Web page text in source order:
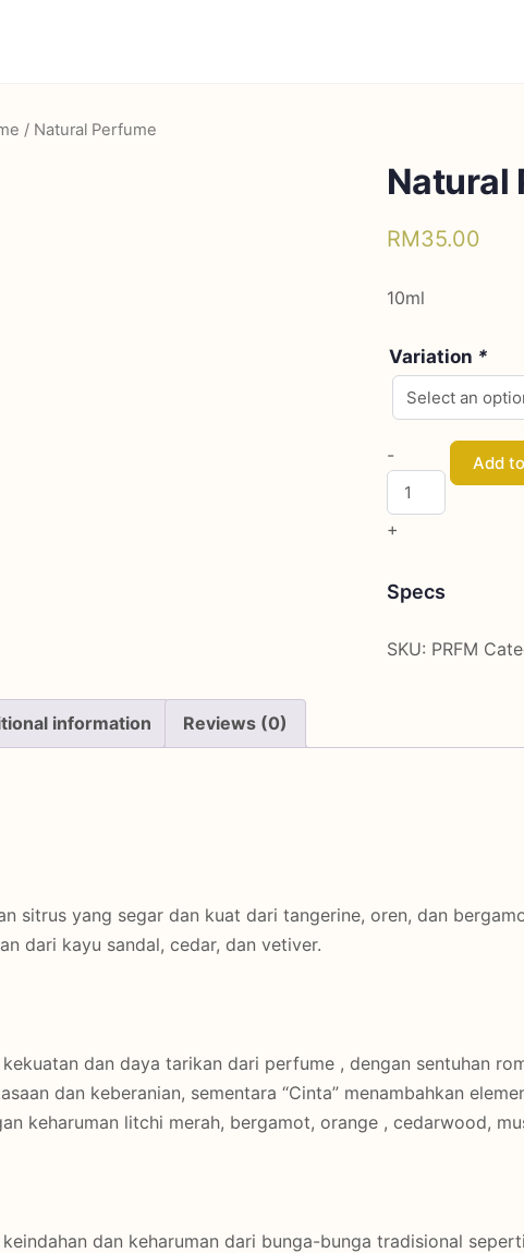
/ Natural Perfume
Natural
RM35.00
10ml
Variation *
Natural
Perfume
quantity
-
+
Add
Specs
SKU: PRFM
information Reviews (0)
sitrus yang segar dan kuat dari tangerine, oren, dan
dari kayu sandal, cedar, dan vetiver.
dan daya tarikan dari perfume , dengan sentuhan
dan keberanian, sementara “Cinta” menambahkan
keharuman litchi merah, bergamot, orange , cedarwood,
dan keharuman dari bunga-bunga tradisional